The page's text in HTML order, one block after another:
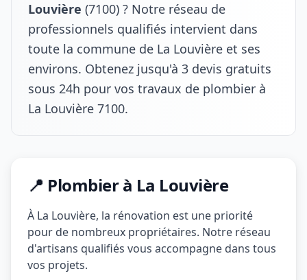
Louvière (7100) ? Notre réseau de
professionnels qualifiés intervient dans
toute la commune de La Louvière et ses
environs. Obtenez jusqu'à 3 devis gratuits
sous 24h pour vos travaux de plombier à
La Louvière 7100.
📍 Plombier à La Louvière
À La Louvière, la rénovation est une priorité
pour de nombreux propriétaires. Notre réseau
d'artisans qualifiés vous accompagne dans tous
vos projets.